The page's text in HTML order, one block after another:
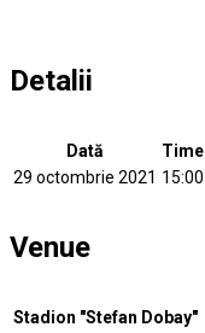
Detalii
Dată Time
29 octombrie 2021 15:00
Venue
Stadion "Stefan Dobay"